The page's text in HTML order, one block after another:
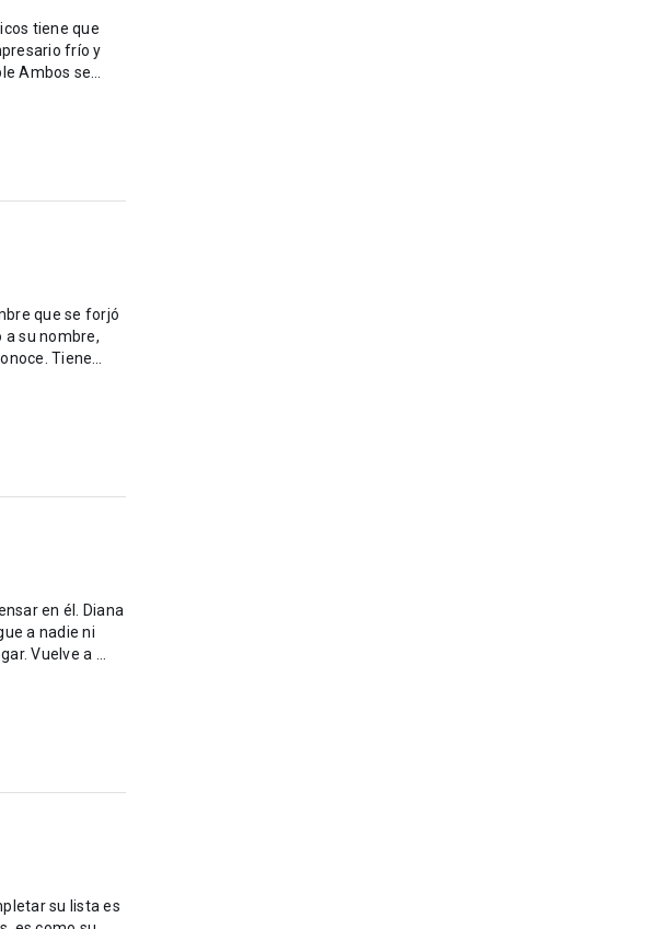
tiene que
frío y
Ambos se
a su nombre,
Tiene
a nadie ni
Vuelve a ...
su lista es